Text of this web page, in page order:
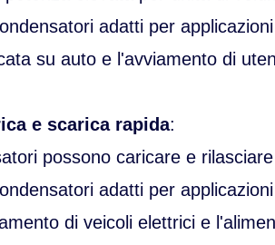
adatti per
su auto e l'avviamento di
e scarica rapida:
possono caricare e
adatti per
di veicoli elettrici e